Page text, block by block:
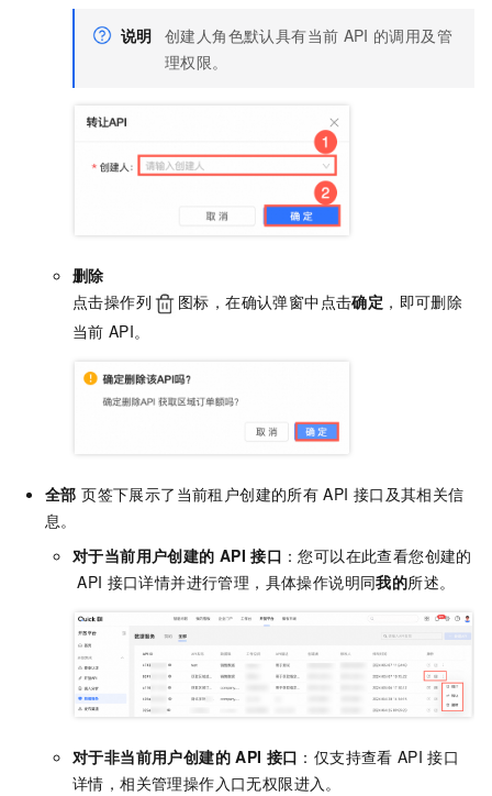
说明 创建人角色默认具有当前 API 的调用及管
理权限。
删除
点击操作列
图标，在确认弹窗中点击确定 ，即可删除
当前 API。
全部页签下展示了当前租户创建的所有 API 接口及其相关信
息。
对于当前用户创建的 API 接口 ：您可以在此查看您创建的
API 接口详情并进行管理，具体操作说明同我的所述。
对于非当前用户创建的 API 接口 ：仅支持查看 API 接口
详情，相关管理操作入口无权限进入。